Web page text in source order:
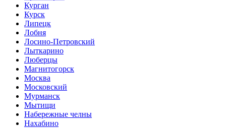
Курган
Курск
Липецк
Лобня
Лосино-Петровский
Лыткарино
Люберцы
Магнитогорск
Москва
Московский
Мурманск
Мытищи
Набережные челны
Нахабино